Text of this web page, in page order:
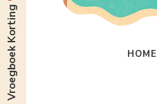
HOME
Vroegboek Korting